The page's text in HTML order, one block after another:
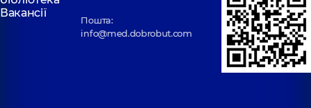
Вакансії
Пошта:
info@med.dobrobut.com